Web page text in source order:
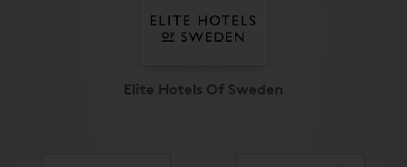
Elite Hotels Of Sweden